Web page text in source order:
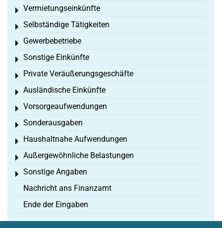
Vermietungseinkünfte
Toggle menu
Selbständige Tätigkeiten
Toggle menu
Gewerbebetriebe
Toggle menu
Sonstige Einkünfte
Toggle menu
Private Veräußerungsgeschäfte
Toggle menu
Ausländische Einkünfte
Toggle menu
Vorsorgeaufwendungen
Toggle menu
Sonderausgaben
Toggle menu
Haushaltnahe Aufwendungen
Toggle menu
Außergewöhnliche Belastungen
Toggle menu
Sonstige Angaben
Toggle menu
Nachricht ans Finanzamt
Ende der Eingaben